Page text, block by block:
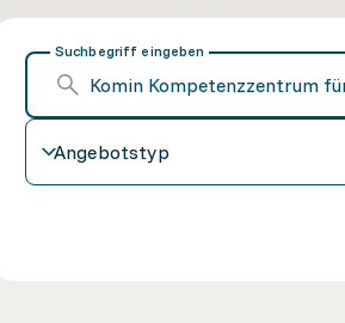
Suchbegriff eingeben
Angebotstyp